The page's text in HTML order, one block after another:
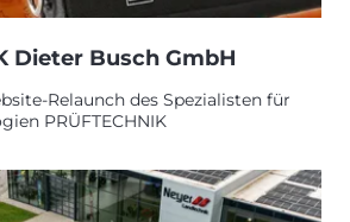
Dieter Busch GmbH
Relaunch des Spezialisten für
PRÜFTECHNIK